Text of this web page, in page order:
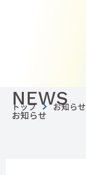
NEWS
お知らせ
トップ お知らせ